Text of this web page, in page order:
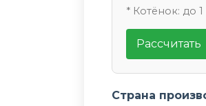
* Котёнок: до
Рассчитать
Страна